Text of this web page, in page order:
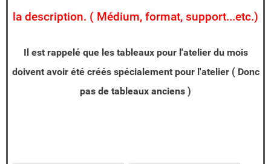
la description. ( Médium, format, support...etc.)
Il est rappelé que les tableaux pour l'atelier du mois
doivent avoir été créés spécialement pour l'atelier ( Donc
pas de tableaux anciens )